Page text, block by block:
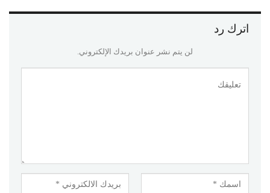
اترك رد
لن يتم نشر عنوان بريدك الإلكتروني.